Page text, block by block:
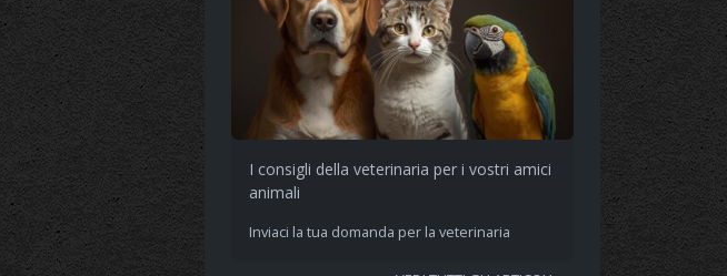
I consigli della veterinaria per i vostri amici
animali
Inviaci la tua domanda per la veterinaria